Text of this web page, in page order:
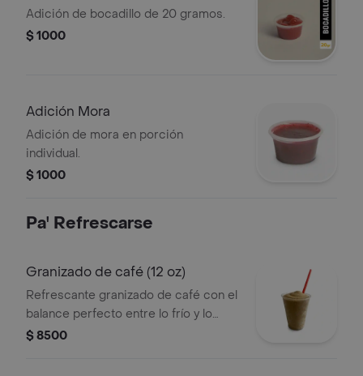
Adición de bocadillo de 20 gramos.
$ 1000
Adición Mora
Adición de mora en porción
individual.
$ 1000
Pa' Refrescarse
Granizado de café (12 oz)
Refrescante granizado de café con el
balance perfecto entre lo frío y lo
intenso del sabor a café. ideal para
$ 8500